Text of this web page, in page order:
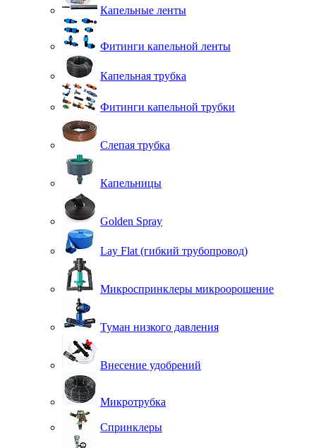
Капельные ленты
Фитинги капельной ленты
Капельная трубка
Фитинги капельной трубки
Слепая трубка
Капельницы
Golden Spray
Lay Flat (гибкий трубопровод)
Микроспринклеры микроорошение
Туман низкого давления
Внесение удобрений
Микротрубка
Спринклеры